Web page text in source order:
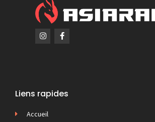
Liens rapides
Accueil